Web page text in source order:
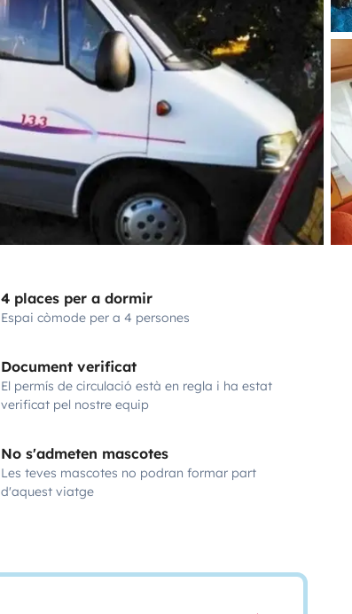
4 places per a dormir
Espai còmode per a 4 persones
Document verificat
El permís de circulació està en regla i ha estat
verificat pel nostre equip
No s'admeten mascotes
Les teves mascotes no podran formar part
d'aquest viatge